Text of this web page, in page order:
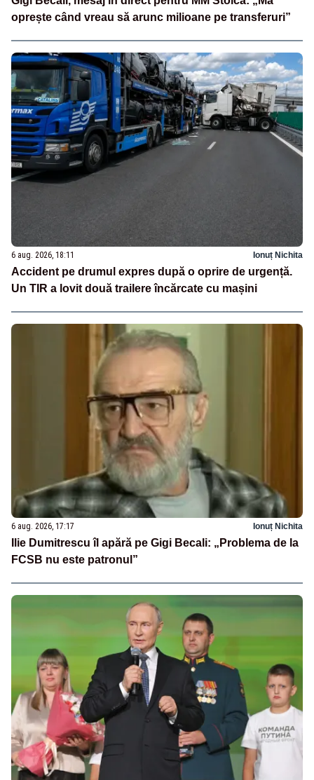
oprește când vreau să arunc milioane pe transferuri”
6 aug. 2026, 18:11 Ionuț Nichita
Accident pe drumul expres după o oprire de urgență.
Un TIR a lovit două trailere încărcate cu mașini
6 aug. 2026, 17:17 Ionuț Nichita
Ilie Dumitrescu îl apără pe Gigi Becali: „Problema de la
FCSB nu este patronul”